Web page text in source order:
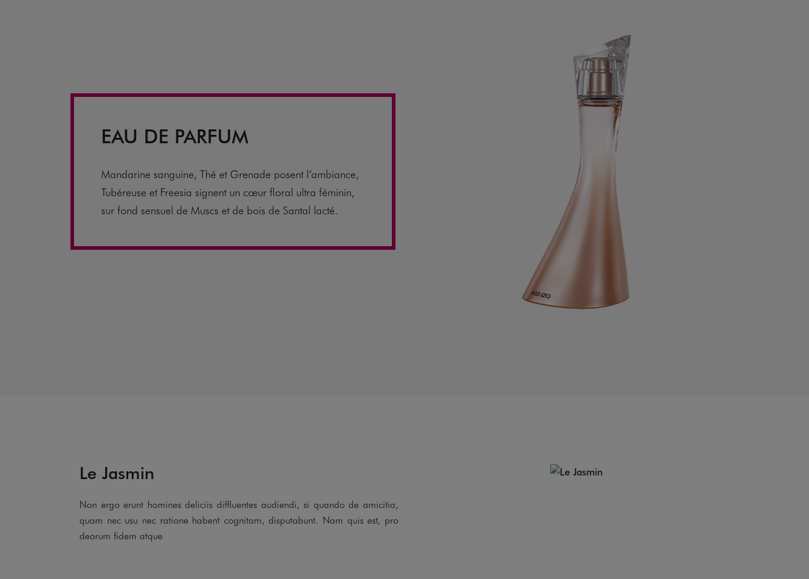
EAU DE PARFUM
Mandarine sanguine, Thé et Grenade posent l’ambiance,
Tubéreuse et Freesia signent un cœur floral ultra féminin,
sur fond sensuel de Muscs et de bois de Santal lacté.
Le Jasmin
Non ergo erunt homines deliciis diffluentes audiendi, si quando de amicitia,
quam nec usu nec ratione habent cognitam, disputabunt. Nam quis est, pro
deorum fidem atque